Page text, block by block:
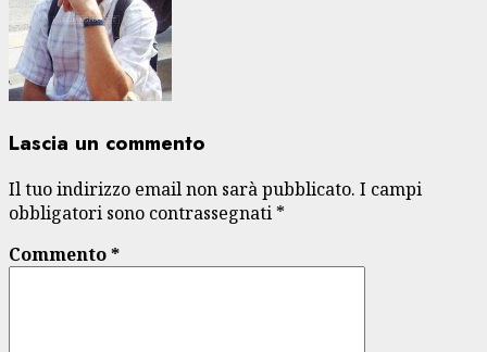
Lascia un commento
Il tuo indirizzo email non sarà pubblicato. I campi
obbligatori sono contrassegnati *
Commento*